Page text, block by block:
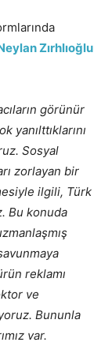
Zırhlıoğlu
görünür
yanılttıklarını
Sosyal
zorlayan bir
ilgili, Türk
Bu konuda
reklamı
ve
Bununla
var.